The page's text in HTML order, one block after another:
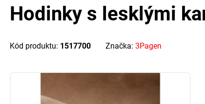
Hodinky s lesklými
Kód produktu: 1517700 Značka: 3Pagen